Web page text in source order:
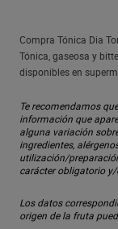
Compra Tónica Dia
Tónica, gaseosa y
disponibles en
Te recomendamos
información que
alguna variación
ingredientes,
utilización/
carácter obligatorio
Los datos
origen de la fruta